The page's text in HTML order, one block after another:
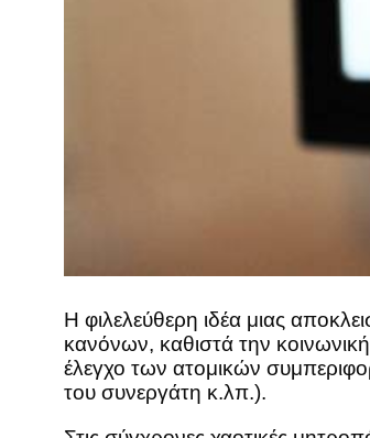
Η φιλελεύθερη ιδέα μιας
κανόνων, καθιστά την
έλεγχο των ατομικών
του συνεργάτη κ.λπ.).